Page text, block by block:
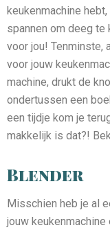
keukenmachine
spannen om deeg te
voor jou! Tenminste,
voor jouw
machine, drukt de
ondertussen een
een tijdje kom je
makkelijk is dat?!
Blender
Misschien heb je al
jouw